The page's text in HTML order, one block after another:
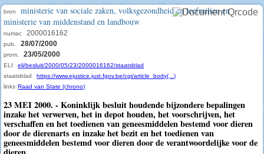
bron
ministerie van sociale zaken, volksgezondheid en leefmilieu en
ministerie van middenstand en landbouw
numac 2000016162
pub. 28/07/2000
prom. 23/05/2000
ELI
eli/besluit/2000/05/23/2000016162/staatsblad
staatsblad
https://www.ejustice.just.fgov.be/cgi/article_body(...)
links Raad van State (chrono)
23 MEI 2000. - Koninklijk besluit houdende bijzondere bepalingen
inzake het verwerven, het in depot houden, het voorschrijven, het
verschaffen en het toedienen van geneesmiddelen bestemd voor dieren
door de dierenarts en inzake het bezit en het toedienen van
geneesmiddelen bestemd voor dieren door de verantwoordelijke voor de